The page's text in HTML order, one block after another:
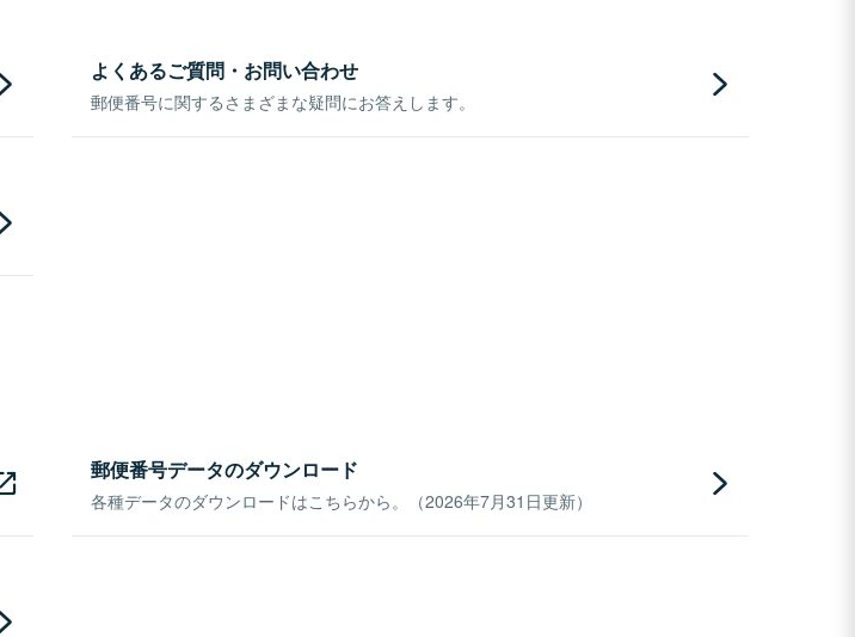
よくあるご質問・お問い合わせ
郵便番号に関するさまざまな疑問にお答えします。
郵便番号データのダウンロード
各種データのダウンロードはこちらから。（2026年7月31日更新）